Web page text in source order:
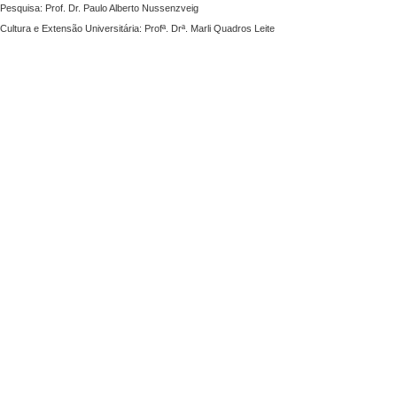
Pesquisa: Prof. Dr. Paulo Alberto Nussenzveig
Cultura e Extensão Universitária: Profª. Drª. Marli Quadros Leite